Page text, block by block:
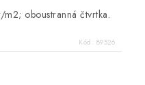
oboustranná čtvrtka.
Kód: 89526